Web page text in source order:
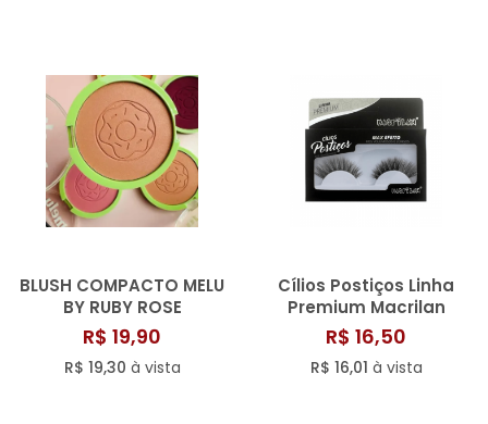
BLUSH COMPACTO MELU
BY RUBY ROSE
R$ 19,90
R$ 19,30 à vista
Cílios Postiços Linha
Premium Macrilan
R$ 16,50
R$ 16,01 à vista